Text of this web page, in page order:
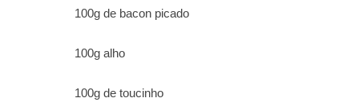
100g de bacon picado
100g alho
100g de toucinho